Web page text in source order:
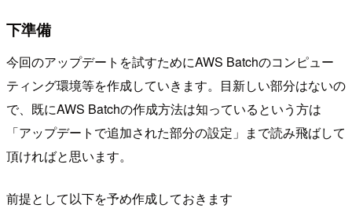
下準備
今回のアップデートを試すためにAWS Batchのコンピュー
ティング環境等を作成していきます。目新しい部分はないの
で、既にAWS Batchの作成方法は知っているという方は
「アップデートで追加された部分の設定」まで読み飛ばして
頂ければと思います。
前提として以下を予め作成しておきます